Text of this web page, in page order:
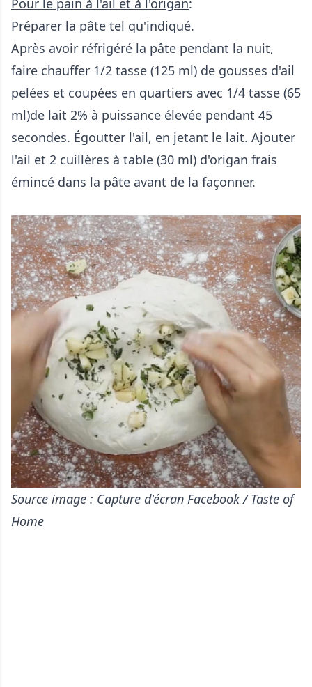
Pour le pain à l'ail et à l'origan:
Préparer la pâte tel qu'indiqué.
Après avoir réfrigéré la pâte pendant la nuit,
faire chauffer 1/2 tasse (125 ml) de gousses d'ail
pelées et coupées en quartiers avec 1/4 tasse (65
ml)de lait 2% à puissance élevée pendant 45
secondes. Égoutter l'ail, en jetant le lait. Ajouter
l'ail et 2 cuillères à table (30 ml) d'origan frais
émincé dans la pâte avant de la façonner.
Source image : Capture d'écran Facebook / Taste of
Home